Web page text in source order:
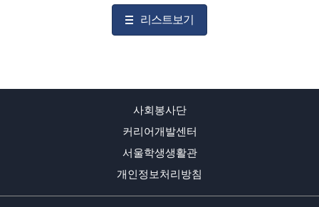
리스트보기
사회봉사단
커리어개발센터
서울학생생활관
개인정보처리방침